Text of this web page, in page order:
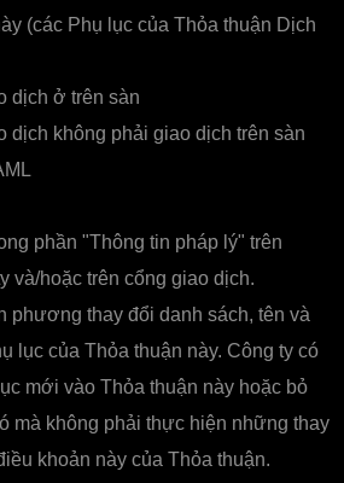
(các Phụ lục của Thỏa thuận Dịch
dịch ở trên sàn
dịch không phải giao dịch trên sàn
phần "Thông tin pháp lý" trên
và/hoặc trên cổng giao dịch.
phương thay đổi danh sách, tên và
lục của Thỏa thuận này. Công ty có
mới vào Thỏa thuận này hoặc bỏ
mà không phải thực hiện những thay
khoản này của Thỏa thuận.